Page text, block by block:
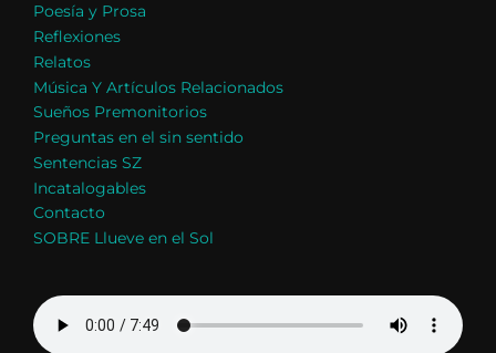
Poesía y Prosa
Reflexiones
Relatos
Música Y Artículos Relacionados
Sueños Premonitorios
Preguntas en el sin sentido
Sentencias SZ
Incatalogables
Contacto
SOBRE Llueve en el Sol